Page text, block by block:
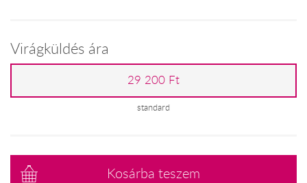
Virágküldés ára
29 200 Ft
standard
Kosárba teszem